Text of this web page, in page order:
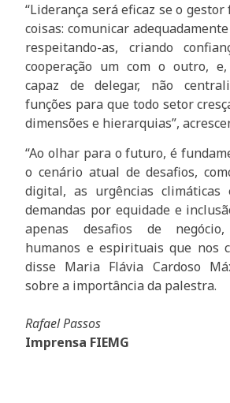
“Liderança será eficaz se o
coisas: comunicar
respeitando-as, criando
cooperação um com o outro,
capaz de delegar, não
funções para que todo setor
dimensões e hierarquias”,
“Ao olhar para o futuro, é
o cenário atual de desafios,
digital, as urgências climáticas
demandas por equidade e
apenas desafios de
humanos e espirituais que nos
disse Maria Flávia Cardoso
sobre a importância da palestra.
Rafael Passos
Imprensa FIEMG